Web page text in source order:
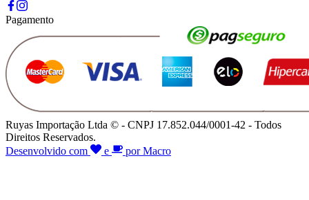
Pagamento
Ruyas Importação Ltda © - CNPJ 17.852.044/0001-42 - Todos
Direitos Reservados.
Desenvolvido com
e por Macro